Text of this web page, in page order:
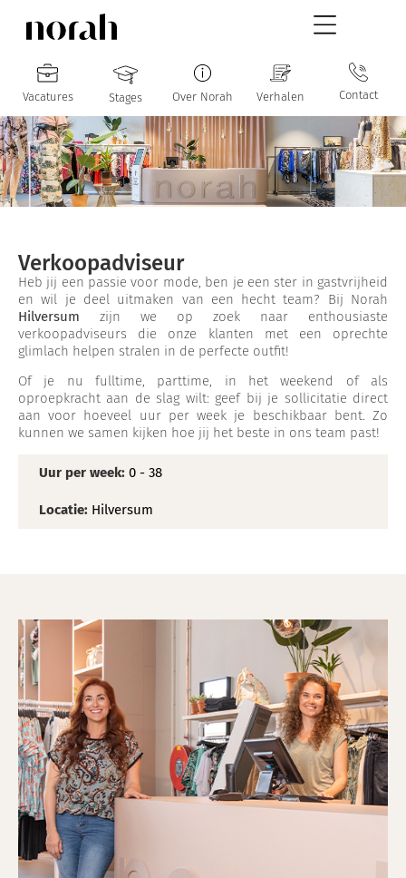
Vacatures Stages Over Norah Verhalen Contact
Verkoopadviseur
Heb jij een passie voor mode, ben je een ster in gastvrijheid
en wil je deel uitmaken van een hecht team? Bij Norah
Hilversum zijn we op zoek naar enthousiaste
verkoopadviseurs die onze klanten met een oprechte
glimlach helpen stralen in de perfecte outfit!
Of je nu fulltime, parttime, in het weekend of als
oproepkracht aan de slag wilt: geef bij je sollicitatie direct
aan voor hoeveel uur per week je beschikbaar bent. Zo
kunnen we samen kijken hoe jij het beste in ons team past!
Uur per week: 0 - 38
Locatie: Hilversum